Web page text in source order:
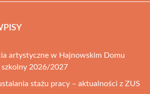
artystyczne w Hajnowskim Domu
2026/2027
stażu pracy – aktualności z ZUS